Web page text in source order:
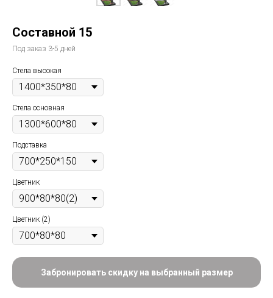
Составной 15
Под заказ 3-5 дней
Стела высокая
Стела основная
Подставка
Цветник
Цветник (2)
Забронировать скидку на выбранный размер